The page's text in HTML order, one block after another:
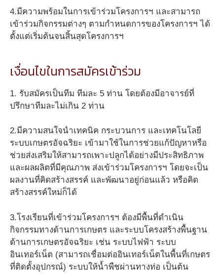
4.มีความพร้อมในการเข้าร่วมโครงการฯ และสามารถ
เข้าร่วมกิจกรรมต่างๆ ตามกำหนดการของโครงการฯ ได้
ตั้งแต่เริ่มต้นจนสิ้นสุดโครงการฯ
เงื่อนไขในการสมัครเข้าร่วม
1. รับสมัครเป็นทีม ทีมละ 5 ท่าน โดยต้องมีอาจารย์ที่
ปรึกษาทีมละไม่เกิน 2 ท่าน
2.มีความสนใจนำเทคนิค กระบวนการ และเทคโนโลยี
ระบบเกษตรอัจฉริยะ เข้ามาใช้ในการช่วยแก้ปัญหาหรือ
ช่วยส่งเสริมให้สามารถเพาะปลูกได้อย่างมีประสิทธิภาพ
และผลผลิตที่มีคุณภาพ ส่งเข้าร่วมโครงการฯ โดยจะเป็น
ผลงานที่คิดสร้างสรรค์ และพัฒนาอยู่ก่อนแล้ว หรือคิด
สร้างสรรค์ใหม่ก็ได้
3.โรงเรียนที่เข้าร่วมโครงการฯ ต้องมีพื้นที่ดำเนิน
กิจกรรมทางด้านการเกษตร และระบบโครงสร้างพื้นฐาน
ด้านการเกษตรอัจฉริยะ เช่น ระบบไฟฟ้า ระบบ
อินเทอร์เน็ต (สามารถเชื่อมต่ออินเทอร์เน็ตในพื้นที่เกษตร
ที่ติดตั้งอุปกรณ์) ระบบให้น้ำพืชผ่านทางท่อ เป็นต้น